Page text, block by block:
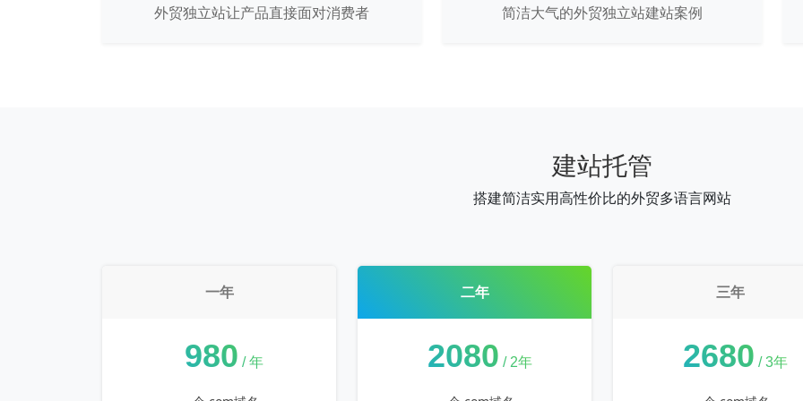
外贸独立站让产品直接面对消费者 简洁大气的外贸独立站建站案例
建站托管
搭建简洁实用高性价比的外贸多语言网站
一年
980 / 年
二年
2080 / 2年
三年
2680 / 3年